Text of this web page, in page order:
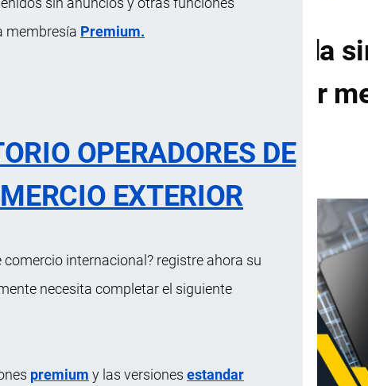
membresía Premium.
OPERADORES DE
EXTERIOR
comercio internacional? registre ahora su
necesita completar el siguiente
premium y las versiones estandar
Hilados de lana peinada
para la venta al por
ÍNDICE DE CONTENIDOS